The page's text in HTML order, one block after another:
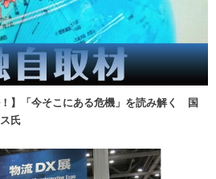
！】「今そこにある危機」を読み解く 国
氏